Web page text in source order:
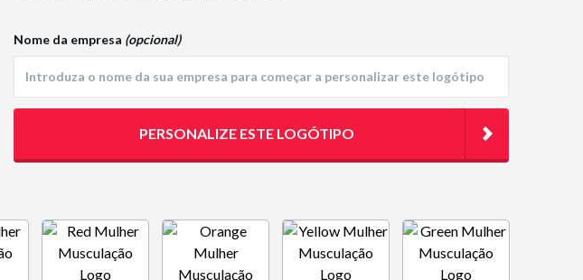
Nome da empresa (opcional)
PERSONALIZE ESTE LOGÓTIPO